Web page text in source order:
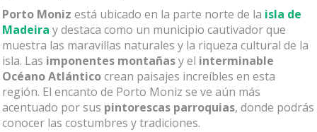
Porto Moniz está ubicado en la parte norte de la isla de
Madeira y destaca como un municipio cautivador que
muestra las maravillas naturales y la riqueza cultural de la
isla. Las imponentes montañasy el interminable
Océano Atlánticocrean paisajes increíbles en esta
región. El encanto de Porto Moniz se ve aún más
acentuado por sus pintorescas parroquias, donde podrás
conocer las costumbres y tradiciones.